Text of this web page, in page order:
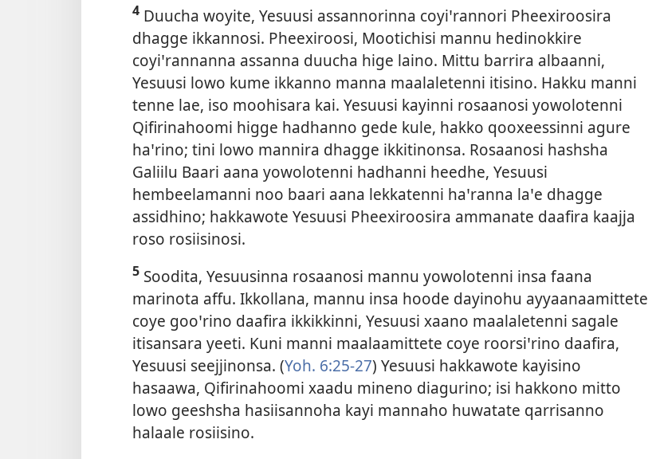
4 Duucha woyite, Yesuusi assannorinna coyiꞌrannori Pheexiroosira
dhagge ikkannosi. Pheexiroosi, Mootichisi mannu hedinokkire
coyiꞌrannanna assanna duucha hige laino. Mittu barrira albaanni,
Yesuusi lowo kume ikkanno manna maalaletenni itisino. Hakku manni
tenne lae, iso moohisara kai. Yesuusi kayinni rosaanosi yowolotenni
Qifirinahoomi higge hadhanno gede kule, hakko qooxeessinni agure
haꞌrino; tini lowo mannira dhagge ikkitinonsa. Rosaanosi hashsha
Galiilu Baari aana yowolotenni hadhanni heedhe, Yesuusi
hembeelamanni noo baari aana lekkatenni haꞌranna laꞌe dhagge
assidhino; hakkawote Yesuusi Pheexiroosira ammanate daafira kaajja
roso rosiisinosi.
5 Soodita, Yesuusinna rosaanosi mannu yowolotenni insa faana
marinota affu. Ikkollana, mannu insa hoode dayinohu ayyaanaamittete
coye gooꞌrino daafira ikkikkinni, Yesuusi xaano maalaletenni sagale
itisansara yeeti. Kuni manni maalaamittete coye roorsiꞌrino daafira,
Yesuusi seejjinonsa. (Yoh. 6:25-27) Yesuusi hakkawote kayisino
hasaawa, Qifirinahoomi xaadu mineno diagurino; isi hakkono mitto
lowo geeshsha hasiisannoha kayi mannaho huwatate qarrisanno
halaale rosiisino.